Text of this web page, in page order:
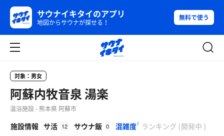
サウナイキタイのアプリ
地図からサウナが探せる！
無料で使う
対象：男女
阿蘇内牧音泉 湯楽
温浴施設 - 熊本県 阿蘇市
施設情報 サ活 12 サウナ飯 0 混雑度β ランキング (開発中 )